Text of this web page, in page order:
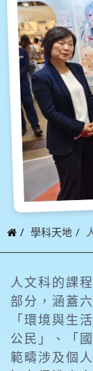
學科天地
人文科的課
部分，涵蓋
「環境與生
公民」、「
範疇涉及個